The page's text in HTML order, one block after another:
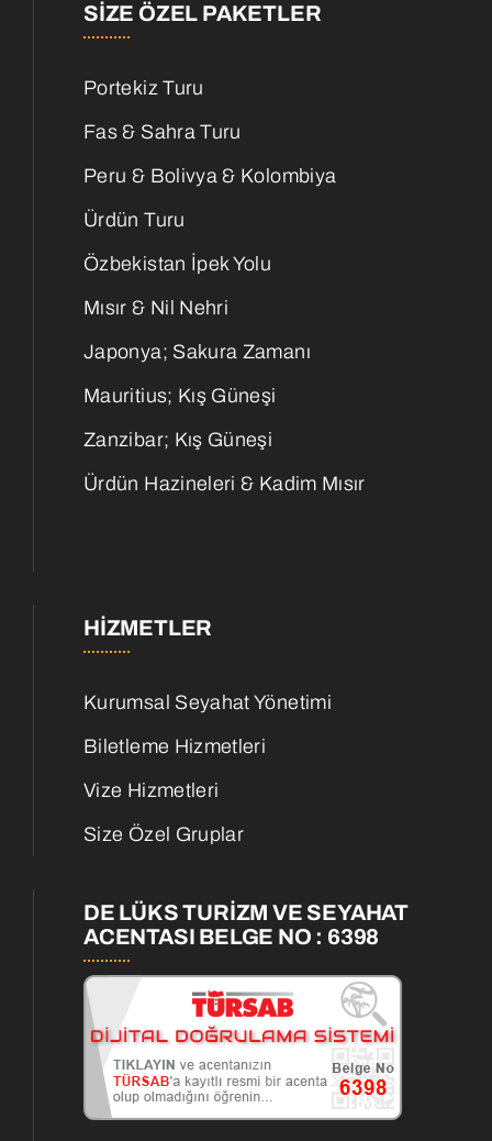
SIZE ÖZEL PAKETLER
Portekiz Turu
Fas & Sahra Turu
Peru & Bolivya & Kolombiya
Ürdün Turu
Özbekistan İpek Yolu
Mısır & Nil Nehri
Japonya; Sakura Zamanı
Mauritius; Kış Güneşi
Zanzibar; Kış Güneşi
Ürdün Hazineleri & Kadim Mısır
HIZMETLER
Kurumsal Seyahat Yönetimi
Biletleme Hizmetleri
Vize Hizmetleri
Size Özel Gruplar
DE LÜKS TURİZM VE SEYAHAT
ACENTASI BELGE NO : 6398